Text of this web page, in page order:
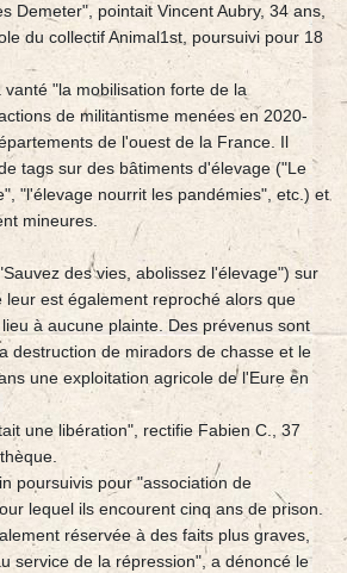
Demeter", pointait Vincent Aubry, 34 ans,
du collectif Animal1st, poursuivi pour 18
"la mobilisation forte de la
de militantisme menées en 2020-
de l'ouest de la France. Il
tags sur des bâtiments d'élevage ("Le
"l'élevage nourrit les pandémies", etc.) et
mineures.
des vies, abolissez l'élevage") sur
leur est également reproché alors que
à aucune plainte. Des prévenus sont
destruction de miradors de chasse et le
une exploitation agricole de l'Eure en
une libération", rectifie Fabien C., 37
poursuivis pour "association de
lequel ils encourent cinq ans de prison.
réservée à des faits plus graves,
service de la répression", a dénoncé le